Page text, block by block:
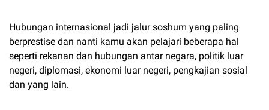
Hubungan internasional jadi jalur soshum yang paling
berprestise dan nanti kamu akan pelajari beberapa hal
seperti rekanan dan hubungan antar negara, politik luar
negeri, diplomasi, ekonomi luar negeri, pengkajian sosial
dan yang lain.